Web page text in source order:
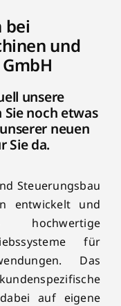
bei
und
unsere
noch etwas
neuen
Sie da.
Steuerungsbau
entwickelt und
für
Das
auf eigene